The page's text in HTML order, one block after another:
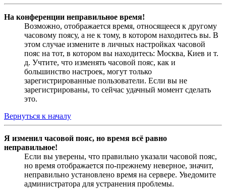
На конференции неправильное время!
Возможно, отображается время, относящееся к другому
часовому поясу, а не к тому, в котором находитесь вы. В
этом случае измените в личных настройках часовой
пояс на тот, в котором вы находитесь: Москва, Киев и т.
д. Учтите, что изменять часовой пояс, как и
большинство настроек, могут только
зарегистрированные пользователи. Если вы не
зарегистрированы, то сейчас удачный момент сделать
это.
Вернуться к началу
Я изменил часовой пояс, но время всё равно
неправильное!
Если вы уверены, что правильно указали часовой пояс,
но время отображается по-прежнему неверное, значит,
неправильно установлено время на сервере. Уведомите
администратора для устранения проблемы.